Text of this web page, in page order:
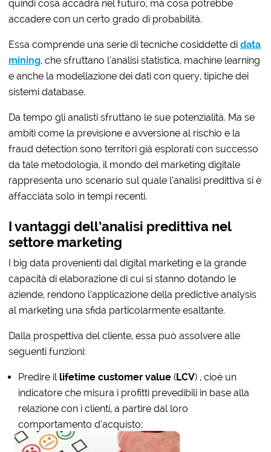
quindi cosa accadrà nel futuro, ma cosa potrebbe
accadere con un certo grado di probabilità.
Essa comprende una serie di tecniche cosiddette didata
mining, che sfruttano l’analisi statistica, machine learning
e anche la modellazione dei dati con query, tipiche dei
sistemi database.
Da tempo gli analisti sfruttano le sue potenzialità. Ma se
ambiti come la previsione e avversione al rischio e la
fraud detection sono territori già esplorati con successo
da tale metodologia, il mondo del marketing digitale
rappresenta uno scenario sul quale l’analisi predittiva si è
affacciata solo in tempi recenti.
I vantaggi dell’analisi predittiva nel
settore marketing
I big data provenienti dal digital marketing e la grande
capacità di elaborazione di cui si stanno dotando le
aziende, rendono l’applicazione della predictive analysis
al marketing una sfida particolarmente esaltante.
Dalla prospettiva del cliente, essa può assolvere alle
seguenti funzioni:
Predire illifetime customer value (LCV) , cioè un
indicatore che misura i profitti prevedibili in base alla
relazione con i clienti, a partire dal loro
comportamento d’acquisto;